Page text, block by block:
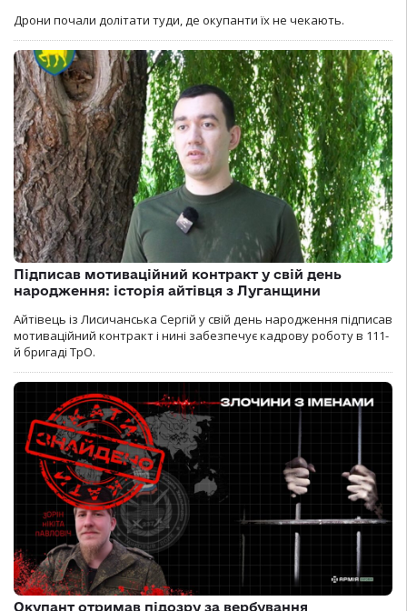
Дрони почали долітати туди, де окупанти їх не чекають.
Підписав мотиваційний контракт у свій день
народження: історія айтівця з Луганщини
Айтівець із Лисичанська Сергій у свій день народження підписав
мотиваційний контракт і нині забезпечує кадрову роботу в 111-
й бригаді ТрО.
Окупант отримав підозру за вербування